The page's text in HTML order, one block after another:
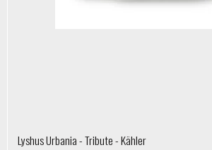
Lyshus Urbania - Tribute - Kähler